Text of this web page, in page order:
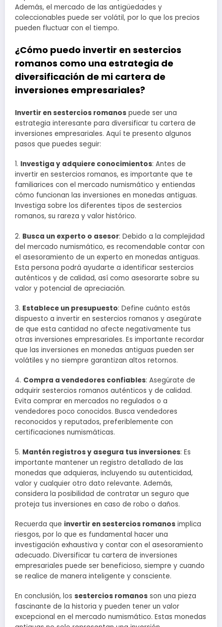
Además, el mercado de las antigüedades y
coleccionables puede ser volátil, por lo que los precios
pueden fluctuar con el tiempo.
¿Cómo puedo invertir en sestercios
romanos como una estrategia de
diversificación de mi cartera de
inversiones empresariales?
Invertir en sestercios romanos puede ser una
estrategia interesante para diversificar tu cartera de
inversiones empresariales. Aquí te presento algunos
pasos que puedes seguir:
1. Investiga y adquiere conocimientos: Antes de
invertir en sestercios romanos, es importante que te
familiarices con el mercado numismático y entiendas
cómo funcionan las inversiones en monedas antiguas.
Investiga sobre los diferentes tipos de sestercios
romanos, su rareza y valor histórico.
2. Busca un experto o asesor: Debido a la complejidad
del mercado numismático, es recomendable contar con
el asesoramiento de un experto en monedas antiguas.
Esta persona podrá ayudarte a identificar sestercios
auténticos y de calidad, así como asesorarte sobre su
valor y potencial de apreciación.
3. Establece un presupuesto: Define cuánto estás
dispuesto a invertir en sestercios romanos y asegúrate
de que esta cantidad no afecte negativamente tus
otras inversiones empresariales. Es importante recordar
que las inversiones en monedas antiguas pueden ser
volátiles y no siempre garantizan altos retornos.
4. Compra a vendedores confiables: Asegúrate de
adquirir sestercios romanos auténticos y de calidad.
Evita comprar en mercados no regulados o a
vendedores poco conocidos. Busca vendedores
reconocidos y reputados, preferiblemente con
certificaciones numismáticas.
5. Mantén registros y asegura tus inversiones: Es
importante mantener un registro detallado de las
monedas que adquieras, incluyendo su autenticidad,
valor y cualquier otro dato relevante. Además,
considera la posibilidad de contratar un seguro que
proteja tus inversiones en caso de robo o daños.
Recuerda que invertir en sestercios romanos implica
riesgos, por lo que es fundamental hacer una
investigación exhaustiva y contar con el asesoramiento
adecuado. Diversificar tu cartera de inversiones
empresariales puede ser beneficioso, siempre y cuando
se realice de manera inteligente y consciente.
En conclusión, los sestercios romanos son una pieza
fascinante de la historia y pueden tener un valor
excepcional en el mercado numismático. Estas monedas